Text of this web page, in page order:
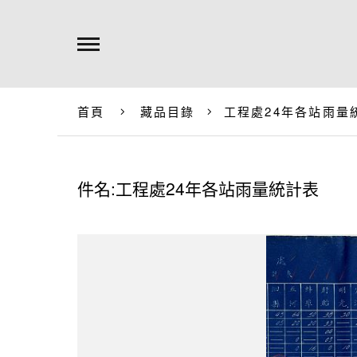
首頁 藏品目錄 工程處24年各站雨量
件名:工程處24年各站雨量統計表